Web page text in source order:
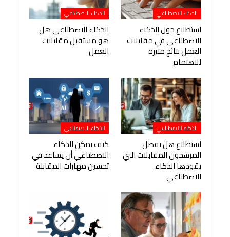
الذكاء الاصطناعي
استطلاع حول الذكاء
الاصطناعي في مقابلات
العمل نتائج مثيرة
للاهتمام
الذكاء الاصطناعي
الذكاء الاصطناعي هل
هو مستقبل مقابلات
العمل
الذكاء الاصطناعي
استطلاع هل يفضل
المرشحون المقابلات التي
يقودها الذكاء
الاصطناعي
الذكاء الاصطناعي
كيف يمكن للذكاء
الاصطناعي أن يساعد في
تحسين مهارات المقابلة